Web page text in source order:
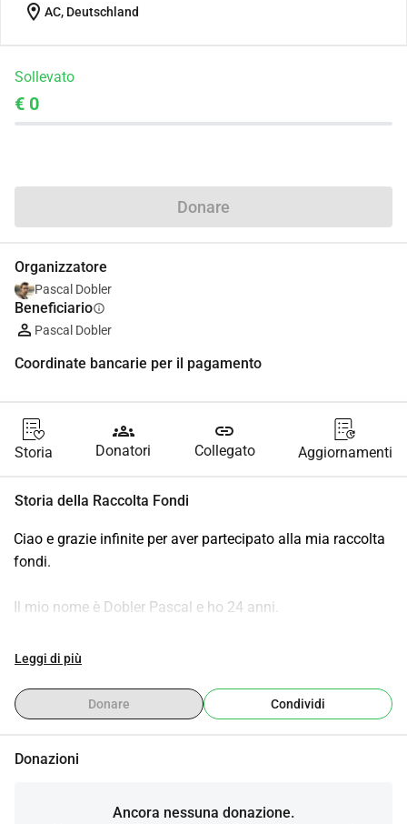
location_on AC, Deutschland
Sollevato
€ 0
Donare
Organizzatore
Pascal Dobler
Beneficiarioinfo
Pascal Dobler
Coordinate bancarie per il pagamento
Storia
groups
Donatori
link
Collegato Aggiornamenti
Storia della Raccolta Fondi
Ciao e grazie infinite per aver partecipato alla mia raccolta
fondi.
Il mio nome è Dobler Pascal e ho 24 anni.
In realtà, non era mai stato il mio piano cercare aiuto in
Tuttavia, purtroppo il mio PC ha dato l'ultimo segnale di
vita dopo 10 anni.
Ora è urgente che io abbia il vostro supporto per poter
Leggi di più
Donare Condividi
Donazioni
Ancora nessuna donazione.